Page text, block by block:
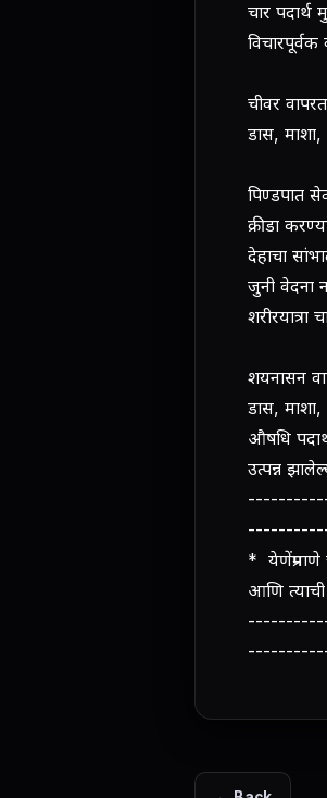
चार
चीवर
डास, माशा,
पिण्डपात
क्रीडा
देहाचा
जुनी वेदना
शयनासन
डास, माशा,
औषधि
उत्पन्न
* येणेंप्रमाणे
आणि